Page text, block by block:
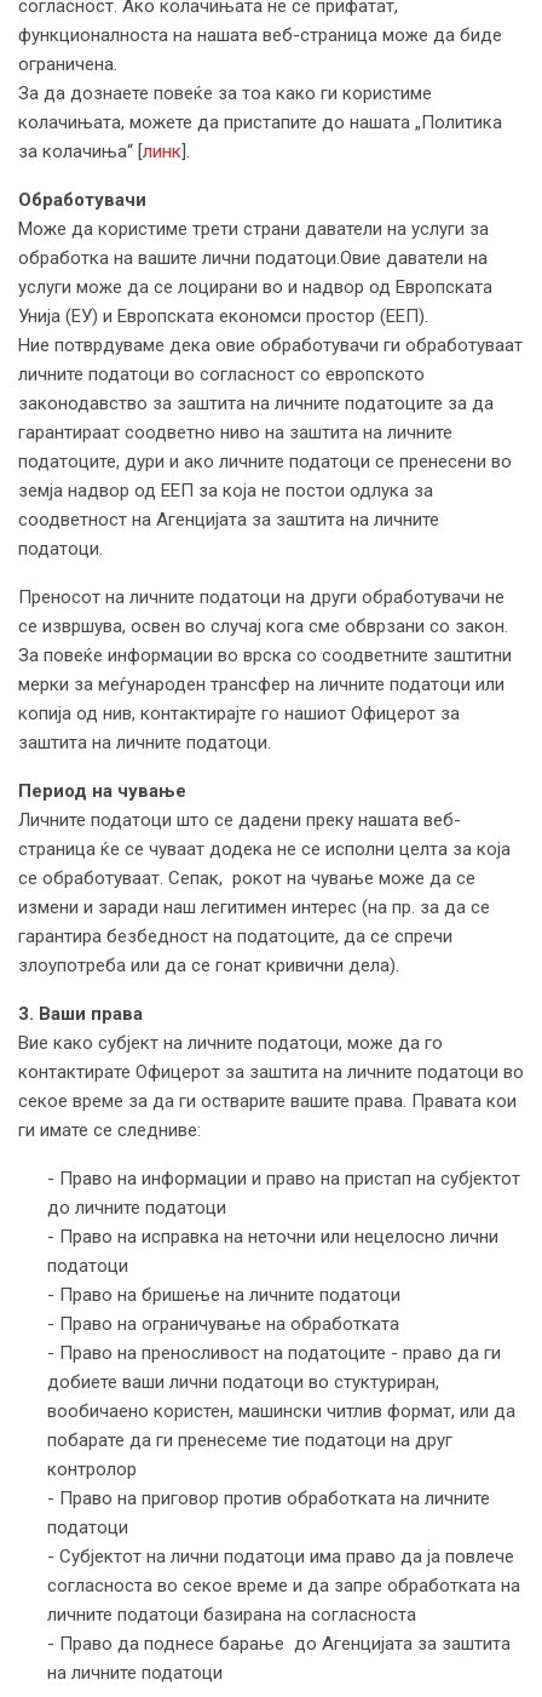
согласност. Ако колачињата не се прифатат,
функционалноста на нашата веб-страница може да биде
ограничена.
За да дознаете повеќе за тоа како ги користиме
колачињата, можете да пристапите до нашата „Политика
за колачиња“ [линк].
Обработувачи
Може да користиме трети страни даватели на услуги за
обработка на вашите лични податоци.Овие даватели на
услуги може да се лоцирани во и надвор од Европската
Унија (ЕУ) и Европската економси простор (ЕЕП).
Ние потврдуваме дека овие обработувачи ги обработуваат
личните податоци во согласност со европското
законодавство за заштита на личните податоците за да
гарантираат соодветно ниво на заштита на личните
податоците, дури и ако личните податоци се пренесени во
земја надвор од ЕЕП за која не постои одлука за
соодветност на Агенцијата за заштита на личните
податоци.
Преносот на личните податоци на други обработувачи не
се извршува, освен во случај кога сме обврзани со закон.
За повеќе информации во врска со соодветните заштитни
мерки за меѓународен трансфер на личните податоци или
копија од нив, контактирајте го нашиот Офицерот за
заштита на личните податоци.
Период на чување
Личните податоци што се дадени преку нашата веб-
страница ќе се чуваат додека не се исполни целта за која
се обработуваат. Сепак, рокот на чување може да се
измени и заради наш легитимен интерес (на пр. за да се
гарантира безбедност на податоците, да се спречи
злоупотреба или да се гонат кривични дела).
3. Ваши права
Вие како субјект на личните податоци, може да го
контактирате Офицерот за заштита на личните податоци во
секое време за да ги остварите вашите права. Правата кои
ги имате се следниве:
- Право на информации и право на пристап на субјектот
до личните податоци
- Право на исправка на неточни или нецелосно лични
податоци
- Право на бришење на личните податоци
- Право на ограничување на обработката
- Право на преносливост на податоците - право да ги
добиете ваши лични податоци во стуктуриран,
вообичаено користен, машински читлив формат, или да
побарате да ги пренесеме тие податоци на друг
контролор
- Право на приговор против обработката на личните
податоци
- Субјектот на лични податоци има право да ја повлече
согласноста во секое време и да запре обработката на
личните податоци базирана на согласноста
- Право да поднесе барање до Агенцијата за заштита
на личните податоци